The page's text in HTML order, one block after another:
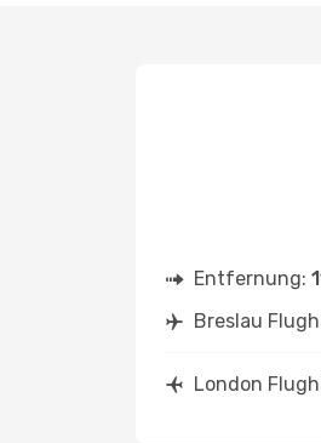
Entfernung:
Breslau
London